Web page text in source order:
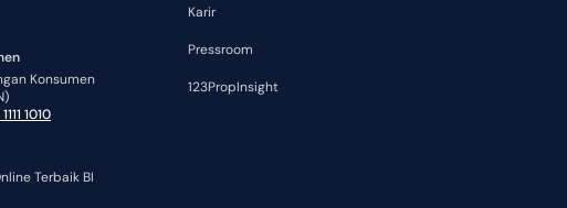
Konsumen
1010
Terbaik BI
Karir
Pressroom
123PropInsight